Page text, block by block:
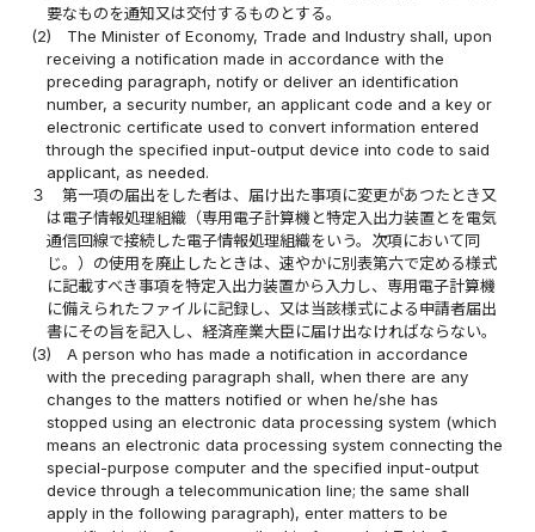
要なものを通知又は交付するものとする。
(2)
The Minister of Economy, Trade and Industry shall, upon
receiving a notification made in accordance with the
preceding paragraph, notify or deliver an identification
number, a security number, an applicant code and a key or
electronic certificate used to convert information entered
through the specified input-output device into code to said
applicant, as needed.
３
第一項の届出をした者は、届け出た事項に変更があつたとき又
は電子情報処理組織（専用電子計算機と特定入出力装置とを電気
通信回線で接続した電子情報処理組織をいう。次項において同
じ。）の使用を廃止したときは、速やかに別表第六で定める様式
に記載すべき事項を特定入出力装置から入力し、専用電子計算機
に備えられたファイルに記録し、又は当該様式による申請者届出
書にその旨を記入し、経済産業大臣に届け出なければならない。
(3)
A person who has made a notification in accordance
with the preceding paragraph shall, when there are any
changes to the matters notified or when he/she has
stopped using an electronic data processing system (which
means an electronic data processing system connecting the
special-purpose computer and the specified input-output
device through a telecommunication line; the same shall
apply in the following paragraph), enter matters to be